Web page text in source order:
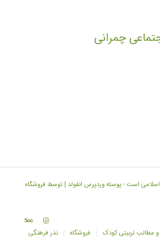
چمرانی
اسلامی است -پوسته وردپرس انفولد | توسط فروشگاه
و مطالب تربیتی کودک فروشگاه نذر فرهنگی